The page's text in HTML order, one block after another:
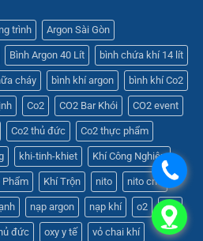
trình Argon Sài Gòn
Bình Argon 40 Lít bình chứa khí 14 lít
cháy bình khí argon bình khí Co2
Co2 CO2 Bar Khói CO2 event
Co2 thủ đức Co2 thực phẩm
khi-tinh-khiet Khí Công Nghiệp
Phẩm Khí Trộn nito nito cnc
nạp argon nạp khí o2 oxy
đức oxy y tế vỏ chai khí
.
.